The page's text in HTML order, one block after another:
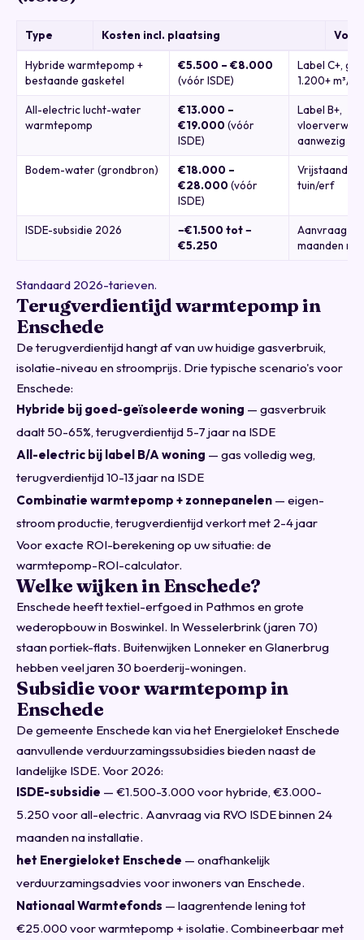
Type Kosten incl. plaatsing Voor
Hybride warmtepomp +
bestaande gasketel
€5.500 – €8.000
(vóór ISDE)
Label C+,
1.200+ m³/jr
All-electric lucht-water
warmtepomp
€13.000 –
€19.000 (vóór
ISDE)
Label B+,
aanwezig
Bodem-water (grondbron)
€18.000 –
€28.000 (vóór
ISDE)
Vrijstaande
tuin/erf
ISDE-subsidie 2026
−€1.500 tot −
€5.250
Aanvraag
maanden na
Standaard 2026-tarieven.
Terugverdientijd warmtepomp in
Enschede
De terugverdientijd hangt af van uw huidige gasverbruik,
isolatie-niveau en stroomprijs. Drie typische scenario's voor
Enschede:
Hybride bij goed-geïsoleerde woning — gasverbruik
daalt 50-65%, terugverdientijd 5-7 jaar na ISDE
All-electric bij label B/A woning — gas volledig weg,
terugverdientijd 10-13 jaar na ISDE
Combinatie warmtepomp + zonnepanelen — eigen-
stroom productie, terugverdientijd verkort met 2-4 jaar
Voor exacte ROI-berekening op uw situatie: de
warmtepomp-ROI-calculator.
Welke wijken in Enschede?
Enschede heeft textiel-erfgoed in Pathmos en grote
wederopbouw in Boswinkel. In Wesselerbrink (jaren 70)
staan portiek-flats. Buitenwijken Lonneker en Glanerbrug
hebben veel jaren 30 boerderij-woningen.
Subsidie voor warmtepomp in
Enschede
De gemeente Enschede kan via het Energieloket Enschede
aanvullende verduurzamingssubsidies bieden naast de
landelijke ISDE. Voor 2026:
ISDE-subsidie — €1.500-3.000 voor hybride, €3.000-
5.250 voor all-electric. Aanvraag via RVO ISDEbinnen 24
maanden na installatie.
het Energieloket Enschede — onafhankelijk
verduurzamingsadvies voor inwoners van Enschede.
Nationaal Warmtefonds — laagrentende lening tot
€25.000 voor warmtepomp + isolatie. Combineerbaar met